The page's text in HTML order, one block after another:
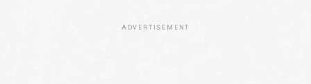
ADVERTISEMENT